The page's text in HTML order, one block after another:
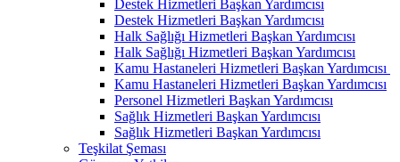
Destek Hizmetleri Başkan Yardımcısı
Destek Hizmetleri Başkan Yardımcısı
Halk Sağlığı Hizmetleri Başkan Yardımcısı
Halk Sağlığı Hizmetleri Başkan Yardımcısı
Kamu Hastaneleri Hizmetleri Başkan Yardımcısı ​
Kamu Hastaneleri Hizmetleri Başkan Yardımcısı
Personel Hizmetleri Başkan Yardımcısı
Sağlık Hizmetleri Başkan Yardımcısı
Sağlık Hizmetleri Başkan Yardımcısı
Teşkilat Şeması